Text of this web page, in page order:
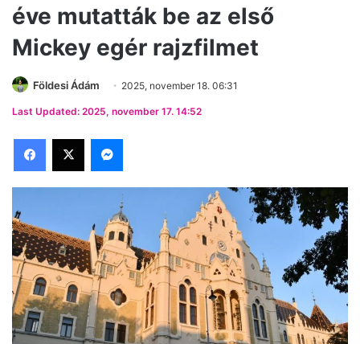
éve mutatták be az első
Mickey egér rajzfilmet
Földesi Ádám 2025, november 18. 06:31
Last Updated: 2025, november 17. 14:52
Facebook
X Messenger